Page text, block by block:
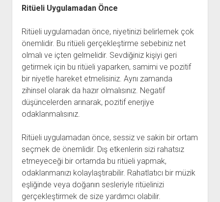
Ritüeli Uygulamadan Önce
Ritüeli uygulamadan önce, niyetinizi belirlemek çok
önemlidir. Bu ritüeli gerçekleştirme sebebiniz net
olmalı ve içten gelmelidir. Sevdiğiniz kişiyi geri
getirmek için bu ritüeli yaparken, samimi ve pozitif
bir niyetle hareket etmelisiniz. Aynı zamanda
zihinsel olarak da hazır olmalısınız. Negatif
düşüncelerden arınarak, pozitif enerjiye
odaklanmalısınız.
Ritüeli uygulamadan önce, sessiz ve sakin bir ortam
seçmek de önemlidir. Dış etkenlerin sizi rahatsız
etmeyeceği bir ortamda bu ritüeli yapmak,
odaklanmanızı kolaylaştırabilir. Rahatlatıcı bir müzik
eşliğinde veya doğanın sesleriyle ritüelinizi
gerçekleştirmek de size yardımcı olabilir.